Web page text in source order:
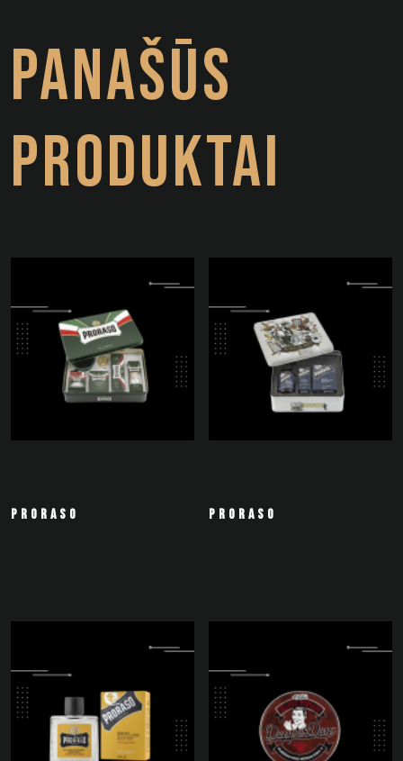
PANAŠŪS
PRODUKTAI
PRORASO PRORASO